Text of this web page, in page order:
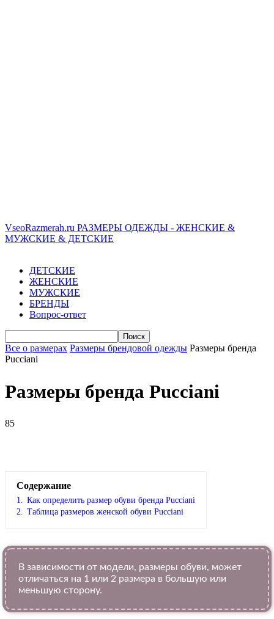
VseoRazmerah.ru РАЗМЕРЫ ОДЕЖДЫ - ЖЕНСКИЕ &
МУЖСКИЕ & ДЕТСКИЕ
ДЕТСКИЕ
ЖЕНСКИЕ
МУЖСКИЕ
БРЕНДЫ
Вопрос-ответ
Все о размерах Размеры брендовой одежды Размеры бренда
Pucciani
Размеры бренда Pucciani
85
Содержание
1. Как определить размер обуви брендa Pucciani
2. Таблица размеров женской обуви Pucciani
В зависимости от модели, размеры обуви, может
отличаться на 1 или 2 размера в большую или
меньшую сторону.